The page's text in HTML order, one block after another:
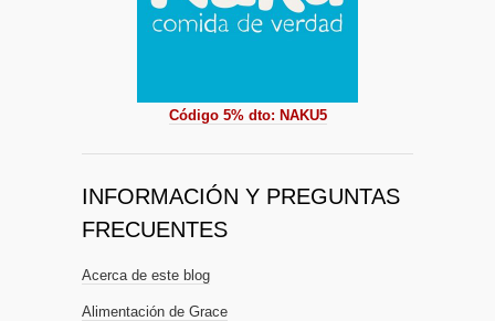
Código 5% dto: NAKU5
INFORMACIÓN Y PREGUNTAS
FRECUENTES
Acerca de este blog
Alimentación de Grace